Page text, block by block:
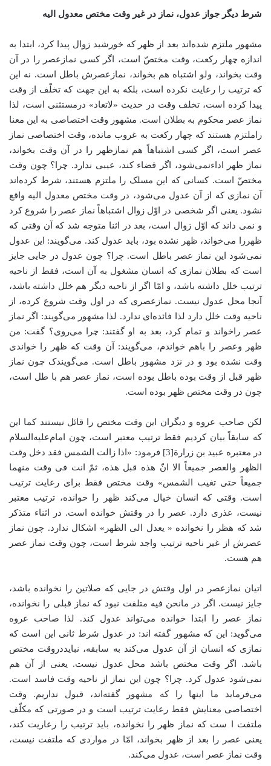
شرط دیگر جواز عدول، نماز در غیر وقت مختص معدول الیه
مشهور ملتزم شده‌اند بعد از ظهر که خورشید زوال پیدا کرد، ابتدا به
اندازه چهار رکعت، وقت مختصّ است، اگر کسی نمازعصر را در آن
وقت بخواند، ولو اشتباه هم بخواند، نمازعصرش باطل است. نه این
که ترتیب را رعایت نکرده است، بلکه به این جهت که تخلّف از وقت
پیدا کرده است، تخلف وقت در حدیث «لاتعاد» درمستثنی است، لذا
نماز عصر محکوم به بطلان است. مشهور وقت اختصاصی به این معنا
راملتزم هستند که چهار رکعت به غروب مانده، وقت اختصاصی نماز
عصر است، اگر کسی اشتباهاً هم نمازظهر را در آن وقت بخواند،
نماز ظهر اداء‌نمی‌شود، اگر قضاء کند، عیبی ندارد. چرا؟ چون وقت
مختصّ است. کسانی که این مسلک را ملتزم هستند، شرط کرده‌اند
آن نمازی که از آن عدول می‌شود، در وقت مختص معدول الیه واقع
نشود. یعنی اگر شخصی در اوّل زوال اشتباهاً نماز عصر را شروع کرد
و نمی داند که اوّل زوال است، بعد در اثنا متوجه شد که آن وقتی که
ظهررا می‌خواند، ظهر نشده بود، باید عدول کند. می‌گویند: این عدول
نمی‌شود این نماز عصر باطل است. چرا؟ چون عدول در جایی جایز
است که بطلان نمازی که انسان مشغول به آن است، فقط از ناحیه
ترتیب خلل داشته باشد، و امّا اگر از ناحیه دیگر هم خلل داشته باشد،
آنجا محل عدول نیست. نمازعصری که در اول وقت شروع کرده، از
ناحیه وقت خلل دارد لذا فائده‌ای ندارد. لذا مشهور می‌گویند: اگر نماز
عصر راخواند و تمام کرد، بعد به او گفتند: چرا می‌روی؟ گفت: من
ظهر وعصر را باهم خواندم، می‌گویند: آن وقت که ظهر را خواندی
وقت نشده بود و در نزد مشهور باطل است. می‌گویندک چون نماز
ظهر قبل از وقت بوده باطل بوده است، نماز عصر هم با طل است،
چون در وقت مختص ظهر بوده است.
لکن صاحب عروه و دیگران این وقت مختص را قائل نیستند کما این
که سابقاً بیان کردیم فقط ترتیب معتبر است، چون امام‌علیه‌السلام
در معتبره عبید بن زرارة[3] فرمود: «اذا زالت الشمس فقد دخل وقت
الظهر والعصر جمیعاً الا انّ هذه قبل هذه، ثمّ انت فی وقت منهما
جمیعاً حتی تغیب الشمس» وقت مختص فقط برای رعایت ترتیب
است. وقتی که انسان خیال می‌کند ظهر را خوانده، ترتیب معتبر
نیست، عذری دارد. عصر را در وقتش خوانده است. در اثناء متذکر
شد که هظر را نخوانده « یعدل الی الظهر» اشکال ندارد. چون نماز
عصرش از غیر ناحیه ترتیب واجد شرط است، چون وقت نماز عصر
هم هست.
اتیان نمازعصر در اول وقتش در جایی که صلاتین را نخوانده باشد،
جایز نیست. اگر در مانحن فیه متلفت نبود که نماز قبلی را نخوانده،
نماز عصر را ابتدا خوانده می‌تواند عدول کند. لذا صاحب عروه
می‌گوید: این که مشهور گفته اند: در عدول شرط ثانی این است که
نمازی که انسان از آن عدول می‌کند به سابقه، نبایددروقت مختص
باشد. اگر وقت مختص باشد محل عدول نیست. یعنی از آن هم
نمی‌شود عدول کرد. چرا؟ چون این نماز از ناحیه وقت فاسد است.
می‌فرماید ما اینها را که مشهور گفته‌اند، قبول نداریم. وقت
اختصاصی معنایش فقط رعایت ترتیب است و در صورتی که مکلّف
ملتفت ا ست که نماز ظهر را نخوانده، باید ترتیب را رعاریت کند،
یعنی عصر را بعد از ظهر بخواند، امّا در مواردی که ملتفت نیست،
وقت نماز عصر است، عدول می‌کند.